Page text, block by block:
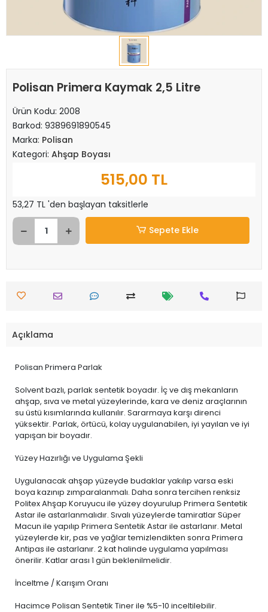
Polisan Primera Kaymak 2,5 Litre
Ürün Kodu: 2008
Barkod: 9389691890545
Marka: Polisan
Kategori: Ahşap Boyası
515,00 TL
53,27 TL 'den başlayan taksitlerle
Sepete Ekle
Açıklama
Polisan Primera Parlak
Solvent bazlı, parlak sentetik boyadır. İç ve dış mekanların
ahşap, sıva ve metal yüzeylerinde, kara ve deniz araçlarının
su üstü kısımlarında kullanılır. Sararmaya karşı direnci
yüksektir. Parlak, örtücü, kolay uygulanabilen, iyi yayılan ve iyi
yapışan bir boyadır.
Yüzey Hazırlığı ve Uygulama Şekli
Uygulanacak ahşap yüzeyde budaklar yakılıp varsa eski
boya kazınıp zımparalanmalı. Daha sonra tercihen renksiz
Politex Ahşap Koruyucu ile yüzey doyurulup Primera Sentetik
Astar ile astarlanmalıdır. Sıvalı yüzeylerde tamiratlar Süper
Macun ile yapılıp Primera Sentetik Astar ile astarlanır. Metal
yüzeylerde kir, pas ve yağlar temizlendikten sonra Primera
Antipas ile astarlanır. 2 kat halinde uygulama yapılması
önerilir. Katlar arası 1 gün beklenilmelidir.
İnceltme / Karışım Oranı
Hacimce Polisan Sentetik Tiner ile %5-10 inceltilebilir.